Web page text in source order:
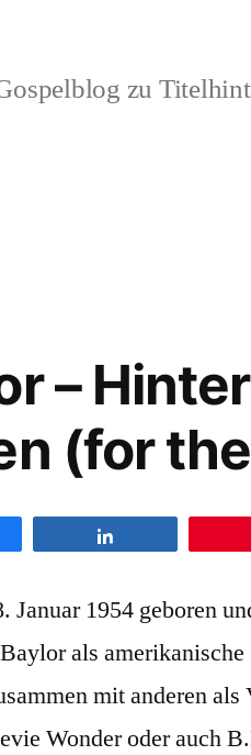
zu
–
(for
Januar 1954 geboren
als amerikanische
mit anderen
Wonder oder auch